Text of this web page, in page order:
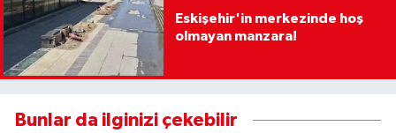
Eskişehir'in merkezinde hoş
olmayan manzara!
Bunlar da ilginizi çekebilir